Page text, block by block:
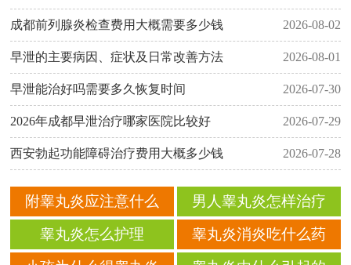
成都前列腺炎检查费用大概需要多少钱 2026-08-02
早泄的主要病因、症状及日常改善方法 2026-08-01
早泄能治好吗需要多久恢复时间 2026-07-30
2026年成都早泄治疗哪家医院比较好 2026-07-29
西安勃起功能障碍治疗费用大概多少钱 2026-07-28
附睾丸炎应注意什么 男人睾丸炎怎样治疗
睾丸炎怎么护理 睾丸炎消炎吃什么药